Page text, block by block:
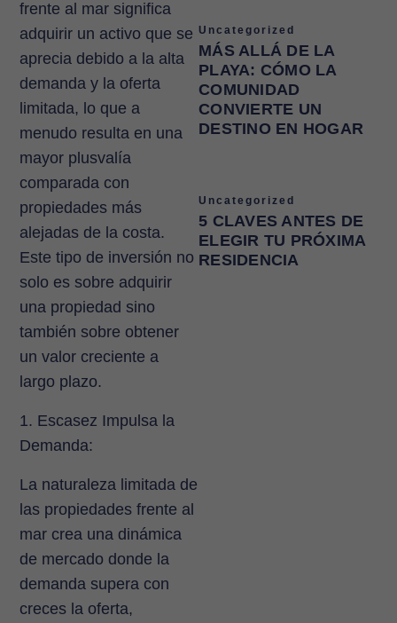
frente al mar significa
adquirir un activo que se
aprecia debido a la alta
demanda y la oferta
limitada, lo que a
menudo resulta en una
mayor plusvalía
comparada con
propiedades más
alejadas de la costa.
Este tipo de inversión no
solo es sobre adquirir
una propiedad sino
también sobre obtener
un valor creciente a
largo plazo.
1. Escasez Impulsa la
Demanda:
La naturaleza limitada de
las propiedades frente al
mar crea una dinámica
de mercado donde la
demanda supera con
creces la oferta,
Uncategorized
MÁS ALLÁ DE LA
PLAYA: CÓMO LA
COMUNIDAD
CONVIERTE UN
DESTINO EN HOGAR
Uncategorized
5 CLAVES ANTES DE
ELEGIR TU PRÓXIMA
RESIDENCIA